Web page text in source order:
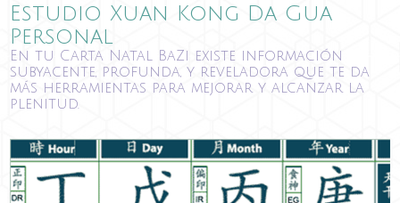
Estudio Xuan Kong Da Gua
Personal
En tu Carta Natal BaZi existe información
subyacente, profunda, y reveladora que te da
más herramientas para mejorar y alcanzar la
plenitud.